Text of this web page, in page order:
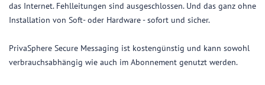
das Internet. Fehlleitungen sind ausgeschlossen. Und das ganz ohne
Installation von Soft- oder Hardware - sofort und sicher.
PrivaSphere Secure Messaging ist kostengünstig und kann sowohl
verbrauchsabhängig wie auch im Abonnement genutzt werden.